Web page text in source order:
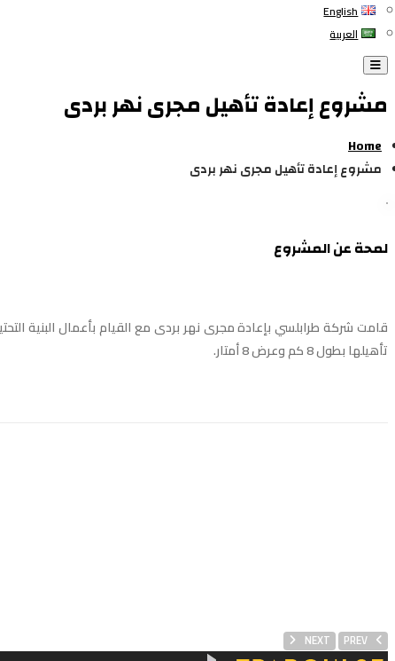
English
العربية
Toggle navigation
مشروع إعادة تأهيل مجرى نهر بردى
Home
مشروع إعادة تأهيل مجرى نهر بردى
لمحة عن المشروع
قامت شركة طرابلسي بإعادة مجرى نهر بردى مع القيام بأعمال البنية
تأهيلها بطول 8 كم وعرض 8 أمتار.
NEXT